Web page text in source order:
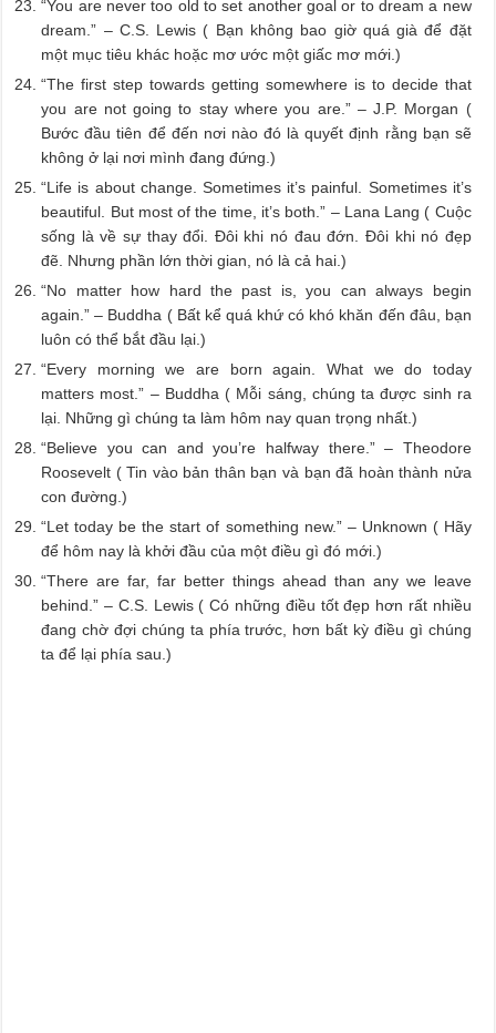
“You are never too old to set another goal or to dream a new
dream.” – C.S. Lewis ( Bạn không bao giờ quá già để đặt
một mục tiêu khác hoặc mơ ước một giấc mơ mới.)
“The first step towards getting somewhere is to decide that
you are not going to stay where you are.” – J.P. Morgan (
Bước đầu tiên để đến nơi nào đó là quyết định rằng bạn sẽ
không ở lại nơi mình đang đứng.)
“Life is about change. Sometimes it’s painful. Sometimes it’s
beautiful. But most of the time, it’s both.” – Lana Lang ( Cuộc
sống là về sự thay đổi. Đôi khi nó đau đớn. Đôi khi nó đẹp
đẽ. Nhưng phần lớn thời gian, nó là cả hai.)
“No matter how hard the past is, you can always begin
again.” – Buddha ( Bất kể quá khứ có khó khăn đến đâu, bạn
luôn có thể bắt đầu lại.)
“Every morning we are born again. What we do today
matters most.” – Buddha ( Mỗi sáng, chúng ta được sinh ra
lại. Những gì chúng ta làm hôm nay quan trọng nhất.)
“Believe you can and you’re halfway there.” – Theodore
Roosevelt ( Tin vào bản thân bạn và bạn đã hoàn thành nửa
con đường.)
“Let today be the start of something new.” – Unknown ( Hãy
để hôm nay là khởi đầu của một điều gì đó mới.)
“There are far, far better things ahead than any we leave
behind.” – C.S. Lewis ( Có những điều tốt đẹp hơn rất nhiều
đang chờ đợi chúng ta phía trước, hơn bất kỳ điều gì chúng
ta để lại phía sau.)